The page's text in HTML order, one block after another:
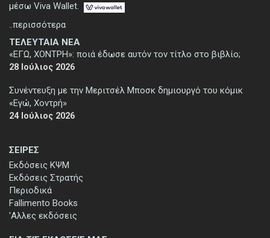
ΣΕΙΡΕΣ
Εκδόσεις ΚΨΜ
Εκδόσεις Στρατής
Περιοδικά
Fallimento Books
'Αλλες εκδόσεις
ΤΕΛΕΥΤΑΙΑ ΝΕΑ
«ΕΓΩ, ΧΟΝΤΡΗ»: ποιά έδωσε αυτόν τον τίτλο στο βιβλίο;
28 Ιούλιος 2026
Συνέντευξη με την Μεριτσέλ Μποσκ δημιουργό του κόμικ
«Εγώ, Χοντρή»
24 Ιούλιος 2026
μέσω Viva Wallet.
..περισσότερα